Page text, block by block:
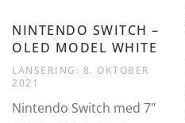
NINTENDO SWITCH –
OLED MODEL WHITE
LANSERING: 8. OKTOBER
2021
Nintendo Switch med 7"